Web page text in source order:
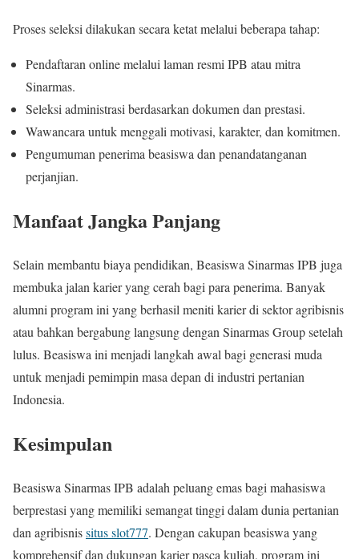
Proses seleksi dilakukan secara ketat melalui beberapa tahap:
Pendaftaran online melalui laman resmi IPB atau mitra
Sinarmas.
Seleksi administrasi berdasarkan dokumen dan prestasi.
Wawancara untuk menggali motivasi, karakter, dan komitmen.
Pengumuman penerima beasiswa dan penandatanganan
perjanjian.
Manfaat Jangka Panjang
Selain membantu biaya pendidikan, Beasiswa Sinarmas IPB juga
membuka jalan karier yang cerah bagi para penerima. Banyak
alumni program ini yang berhasil meniti karier di sektor agribisnis
atau bahkan bergabung langsung dengan Sinarmas Group setelah
lulus. Beasiswa ini menjadi langkah awal bagi generasi muda
untuk menjadi pemimpin masa depan di industri pertanian
Indonesia.
Kesimpulan
Beasiswa Sinarmas IPB adalah peluang emas bagi mahasiswa
berprestasi yang memiliki semangat tinggi dalam dunia pertanian
dan agribisnissitus slot777. Dengan cakupan beasiswa yang
komprehensif dan dukungan karier pasca kuliah, program ini